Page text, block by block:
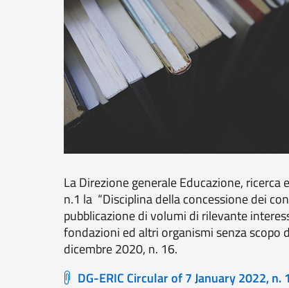
La Direzione generale Educazione,
n.1 la “Disciplina della concessione dei
pubblicazione di volumi di rilevante
fondazioni ed altri organismi senza scopo
dicembre 2020, n. 16.
DG-ERIC Circular of 7 January 2022,